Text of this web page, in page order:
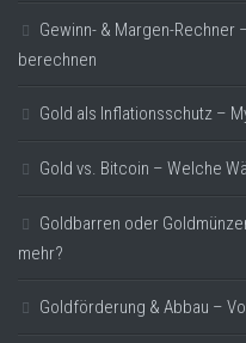
Gewinn- & Margen-
berechnen
Gold als Inflationsschutz –
Gold vs. Bitcoin – Welche
Goldbarren oder
mehr?
Goldförderung & Abbau –